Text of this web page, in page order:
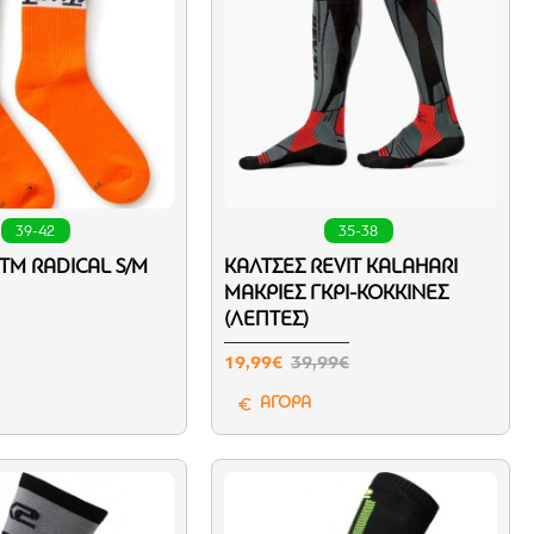
39-42
RADICAL S/M
35-38
ΚΆΛΤΣΕΣ REVIT KALAHARI
ΜΑΚΡΙΈΣ ΓΚΡΙ-ΚΌΚΚΙΝΕΣ
(ΛΕΠΤΈΣ)
19,99€ 39,99€
ΑΓΟΡΑ